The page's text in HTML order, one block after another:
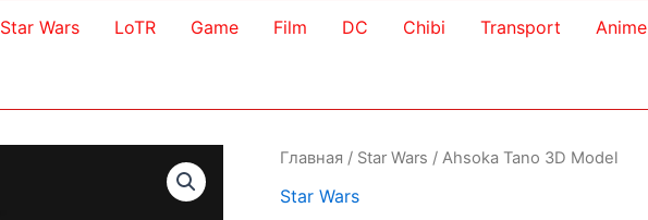
Star Wars LoTR Game Film DC Chibi Transport Anime
Главная / Star Wars / Ahsoka Tano 3D Model
Star Wars